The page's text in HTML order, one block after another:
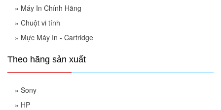
» Máy In Chính Hãng
» Chuột vi tính
» Mực Máy In - Cartridge
Theo hãng sản xuất
» Sony
» HP